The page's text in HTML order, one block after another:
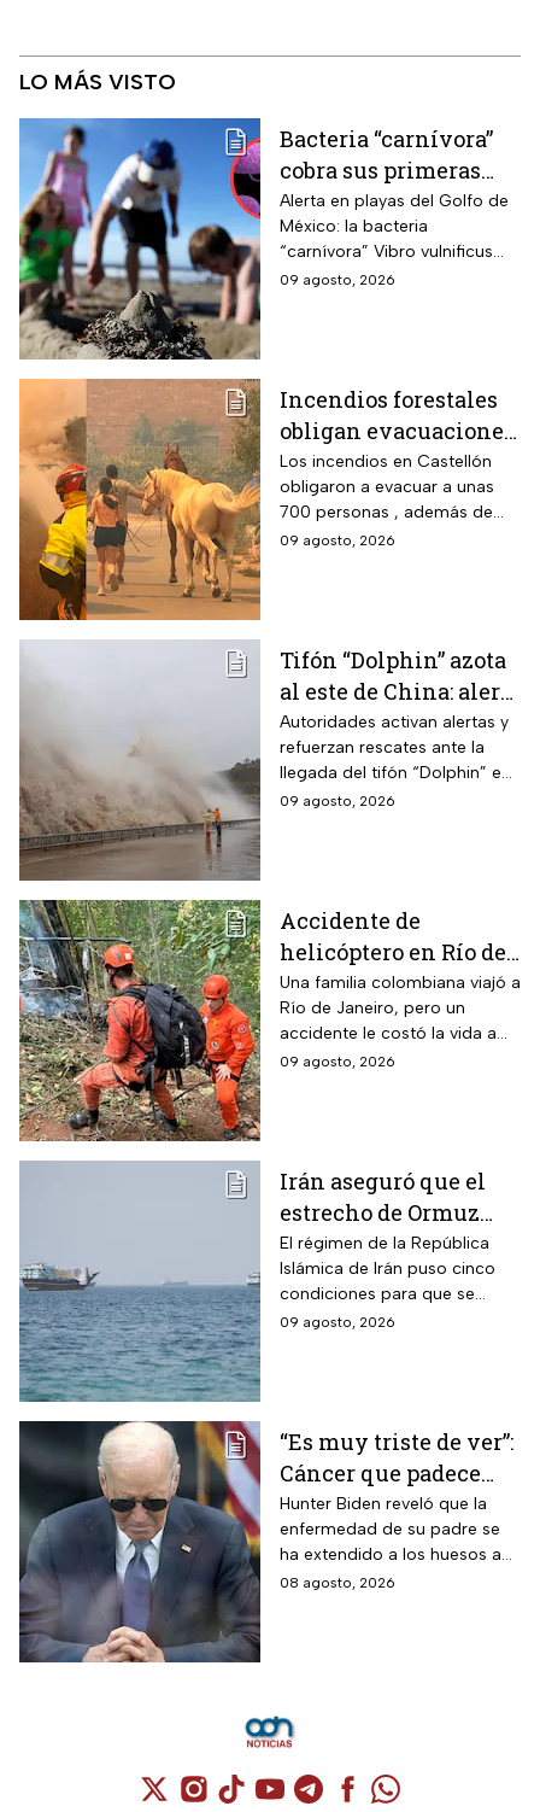
LO MÁS VISTO
Bacteria “carnívora”
cobra sus primeras
vidas y enciende
alarmas en estas
playas de EUA
Alerta en playas del Golfo de
México: la bacteria
“carnívora” Vibro vulnificus
causa infecciones graves y
09 agosto, 2026
Incendios forestales
obligan evacuaciones
en el este de España |
VIDEO
Los incendios en Castellón
obligaron a evacuar a unas
700 personas , además de
que ya dañaron viviendas y
09 agosto, 2026
Tifón “Dolphin” azota
al este de China: alerta
máxima por
inundaciones y
ráfagas
Autoridades activan alertas y
refuerzan rescates ante la
llegada del tifón “Dolphin” en
el este de China con vientos
09 agosto, 2026
Accidente de
helicóptero en Río de
Janeiro deja muertos;
su familia los
esperaba en tierra
Una familia colombiana viajó a
Río de Janeiro, pero un
accidente le costó la vida a
tres integrantes
09 agosto, 2026
Irán aseguró que el
estrecho de Ormuz
seguirá bloqueado
hasta que EUA acepte
“sus condiciones”
El régimen de la República
Islámica de Irán puso cinco
condiciones para que se
reabra el estrecho de Ormuz
09 agosto, 2026
“Es muy triste de ver”:
Cáncer que padece
Joe Biden se propaga
y causa metástasis
Hunter Biden reveló que la
enfermedad de su padre se
ha extendido a los huesos a
pesar del tratamiento.
08 agosto, 2026
Cuenta de X / Twitter (se abre en una
Cuenta de Instagram (se abre en una
Cuenta de TikTok (se abre en
Cuenta de YouTube (se abre
Cuenta de Telegram (se
Cuenta de
Cuenta de